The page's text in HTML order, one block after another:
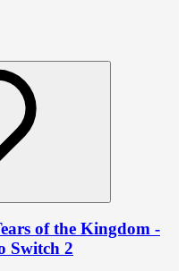
of the Kingdom -
Switch 2